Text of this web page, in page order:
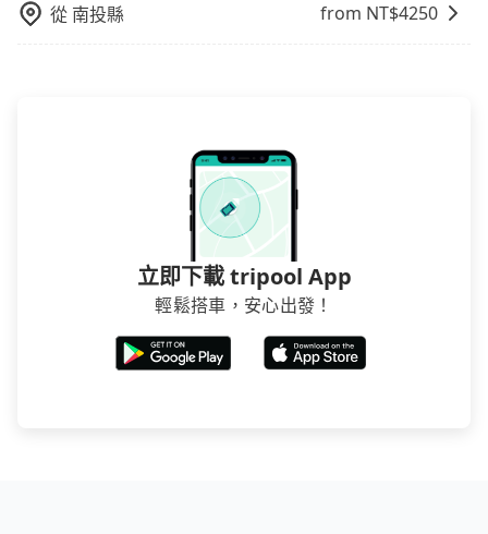
從 南投縣 from NT$4250
立即下載 tripool App
輕鬆搭車，安心出發！